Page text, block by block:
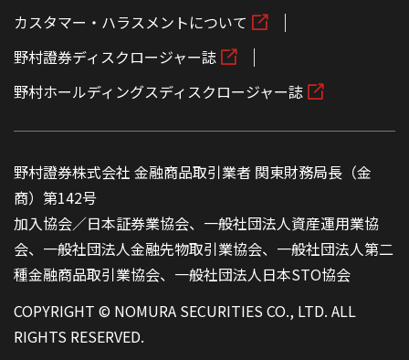
カスタマー・ハラスメントについて
野村證券ディスクロージャー誌
野村ホールディングスディスクロージャー誌
野村證券株式会社 金融商品取引業者 関東財務局長（金
商）第142号
加入協会／日本証券業協会、一般社団法人資産運用業協
会、一般社団法人金融先物取引業協会、一般社団法人第二
種金融商品取引業協会、一般社団法人日本STO協会
COPYRIGHT © NOMURA SECURITIES CO., LTD. ALL
RIGHTS RESERVED.